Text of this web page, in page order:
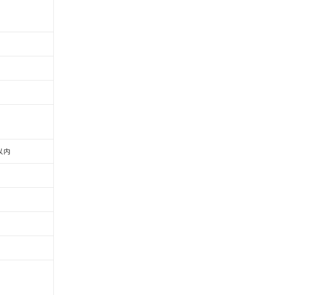
内
たはお客様担当のオムロン制御機器販売店・
トワーク
」をご確認ください。
第三者に漏洩または開示しないようお願いしま
いただくには、I-Webメンバーズにご登録され
ストについて、当社および当社の共同利用者
商談に必要な範囲で利用することをご了承くだ
て"
があります。
遡って非含有を証明するものではありません。
、特段のことがない限り、2022年1月12日よ
とを示します。
し、環境に深刻な影響を及ぼさない年数を意
。
2および3の内容を当該第三者に通知します。
輸出するおそれがある場合は、取り引きをい
取引先、またはお客様担当のオムロン制御
ない機種